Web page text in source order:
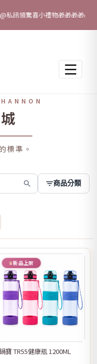
私訊領驚喜小禮物🎁🎁🎁🎁🎁！
商品分類
新品上架
鍋寶 TR55健康瓶 1200ML